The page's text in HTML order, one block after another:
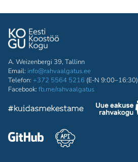
A. Weizenbergi 39, Tallinn
Email: info@rahvaalgatus.ee
Telefon: +372 5564 5216 (E-N 9:00–16:30)
Facebook: fb.me/rahvaalgatus